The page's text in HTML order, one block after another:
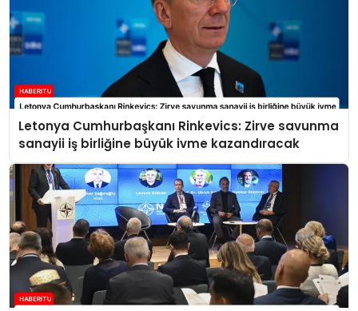
Letonya Cumhurbaşkanı Rinkevics: Zirve savunma
sanayii iş birliğine büyük ivme kazandıracak